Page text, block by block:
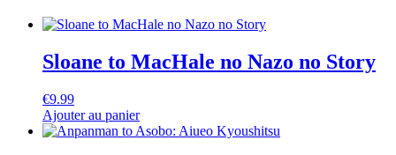
Sloane to MacHale no Nazo no Story
€9.99
Ajouter au panier